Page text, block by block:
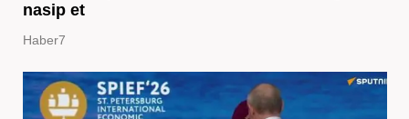
nasip et
Haber7